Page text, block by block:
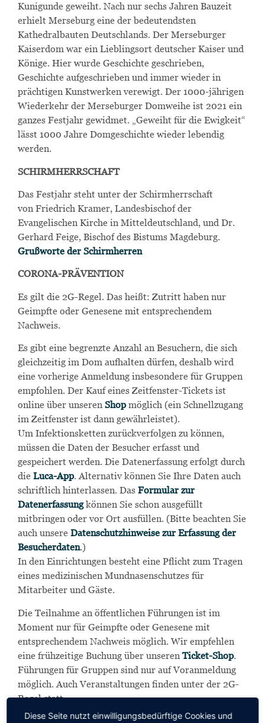
Kunigunde geweiht. Nach nur sechs Jahren Bauzeit
erhielt Merseburg eine der bedeutendsten
Kathedralbauten Deutschlands. Der Merseburger
Kaiserdom war ein Lieblingsort deutscher Kaiser und
Könige. Hier wurde Geschichte geschrieben,
Geschichte aufgeschrieben und immer wieder in
prächtigen Kunstwerken verewigt. Der 1000-jährigen
Wiederkehr der Merseburger Domweihe ist 2021 ein
ganzes Festjahr gewidmet. „Geweiht für die Ewigkeit“
lässt 1000 Jahre Domgeschichte wieder lebendig
werden.
SCHIRMHERRSCHAFT
Das Festjahr steht unter der Schirmherrschaft
von Friedrich Kramer, Landesbischof der
Evangelischen Kirche in Mitteldeutschland, und Dr.
Gerhard Feige, Bischof des Bistums Magdeburg.
Grußworte der Schirmherren
CORONA-PRÄVENTION
Es gilt die 2G-Regel. Das heißt: Zutritt haben nur
Geimpfte oder Genesene mit entsprechendem
Nachweis.
Es gibt eine begrenzte Anzahl an Besuchern, die sich
gleichzeitig im Dom aufhalten dürfen, deshalb wird
eine vorherige Anmeldung insbesondere für Gruppen
empfohlen. Der Kauf eines Zeitfenster-Tickets ist
online über unseren Shopmöglich (ein Schnellzugang
im Zeitfenster ist dann gewährleistet).
Um Infektionsketten zurückverfolgen zu können,
müssen die Daten der Besucher erfasst und
gespeichert werden. Die Datenerfassung erfolgt durch
die Luca-App. Alternativ können Sie Ihre Daten auch
schriftlich hinterlassen. Das Formular zur
Datenerfassungkönnen Sie schon ausgefüllt
mitbringen oder vor Ort ausfüllen. (Bitte beachten Sie
auch unsere Datenschutzhinweise zur Erfassung der
Besucherdaten.)
In den Einrichtungen besteht eine Pflicht zum Tragen
eines medizinischen Mundnasenschutzes für
Mitarbeiter und Gäste.
Die Teilnahme an öffentlichen Führungen ist im
Moment nur für Geimpfte oder Genesene mit
entsprechendem Nachweis möglich. Wir empfehlen
eine frühzeitige Buchung über unseren Ticket-Shop.
Führungen für Gruppen sind nur auf Voranmeldung
möglich. Auch Veranstaltungen finden unter der 2G-
Regel statt.
Diese Seite nutzt einwilligungsbedürftige Cookies und